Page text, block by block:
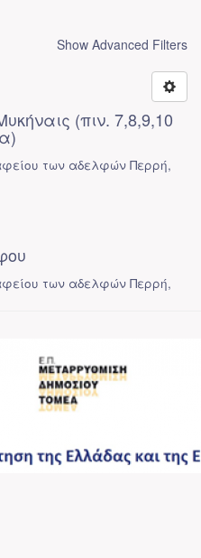
Show Advanced Filters
(πιν. 7,8,9,10
των αδελφών Περρή,
των αδελφών Περρή,